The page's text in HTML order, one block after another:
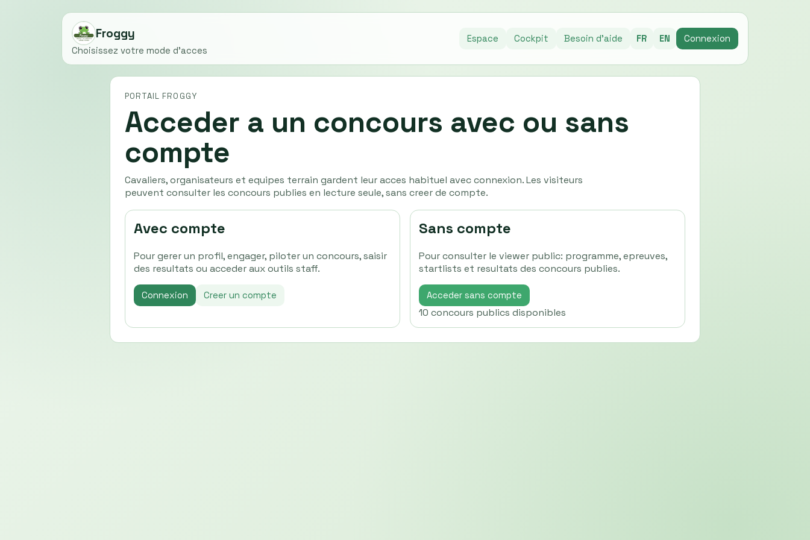
Froggy
Choisissez votre mode d'acces
Espace Cockpit Besoin d'aide FR EN Connexion
PORTAIL FROGGY
Acceder a un concours avec ou sans
compte
Cavaliers, organisateurs et equipes terrain gardent leur acces habituel avec connexion. Les visiteurs
peuvent consulter les concours publies en lecture seule, sans creer de compte.
Avec compte
Pour gerer un profil, engager, piloter un concours, saisir
des resultats ou acceder aux outils staff.
Connexion Creer un compte
Sans compte
Pour consulter le viewer public: programme, epreuves,
startlists et resultats des concours publies.
Acceder sans compte
10 concours publics disponibles